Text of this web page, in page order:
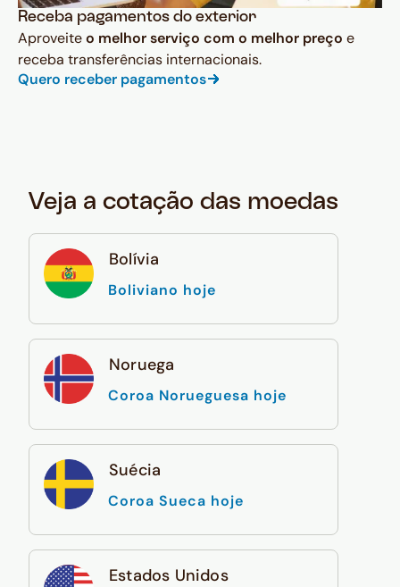
Receba pagamentos do exterior
Aproveiteo melhor serviço com o melhor preço e
receba transferências internacionais.
Quero receber pagamentos
Veja a cotação das moedas
Bolívia
Boliviano hoje
Noruega
Coroa Norueguesa hoje
Suécia
Coroa Sueca hoje
Estados Unidos